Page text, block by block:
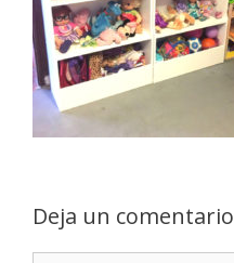
Deja un comentario